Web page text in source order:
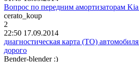
Вопрос по передним амортизаторам
cerato_koup
2
22:50 17.09.2014
диагностическая карта (ТО)
дорого
Bender-blender :)